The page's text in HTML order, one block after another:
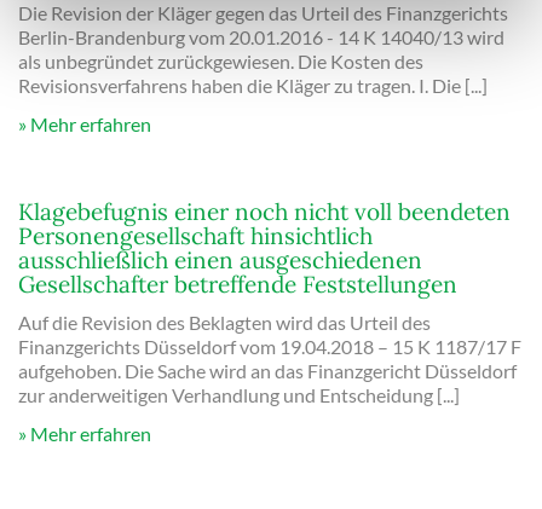
Die Revision der Kläger gegen das Urteil des Finanzgerichts
Berlin-Brandenburg vom 20.01.2016 - 14 K 14040/13 wird
als unbegründet zurückgewiesen. Die Kosten des
Revisionsverfahrens haben die Kläger zu tragen. I. Die [...]
Mehr erfahren
Klagebefugnis einer noch nicht voll beendeten
Personengesellschaft hinsichtlich
ausschließlich einen ausgeschiedenen
Gesellschafter betreffende Feststellungen
Auf die Revision des Beklagten wird das Urteil des
Finanzgerichts Düsseldorf vom 19.04.2018 – 15 K 1187/17 F
aufgehoben. Die Sache wird an das Finanzgericht Düsseldorf
zur anderweitigen Verhandlung und Entscheidung [...]
Mehr erfahren